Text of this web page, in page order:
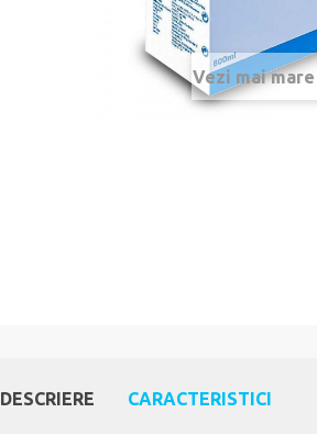
Vezi mai mare
DESCRIERE CARACTERISTICI